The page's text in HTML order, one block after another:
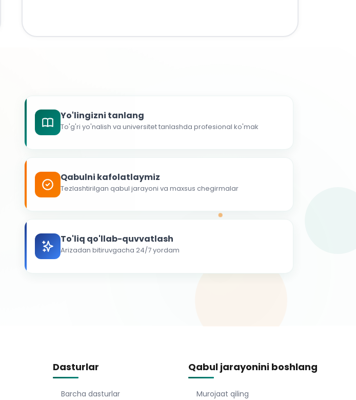
Yo'lingizni tanlang
To'g'ri yo'nalish va universitet tanlashda profesional ko'mak
Qabulni kafolatlaymiz
Tezlashtirilgan qabul jarayoni va maxsus chegirmalar
To'liq qo'llab-quvvatlash
Arizadan bitiruvgacha 24/7 yordam
Dasturlar
Barcha dasturlar
Qabul jarayonini boshlang
Murojaat qiling